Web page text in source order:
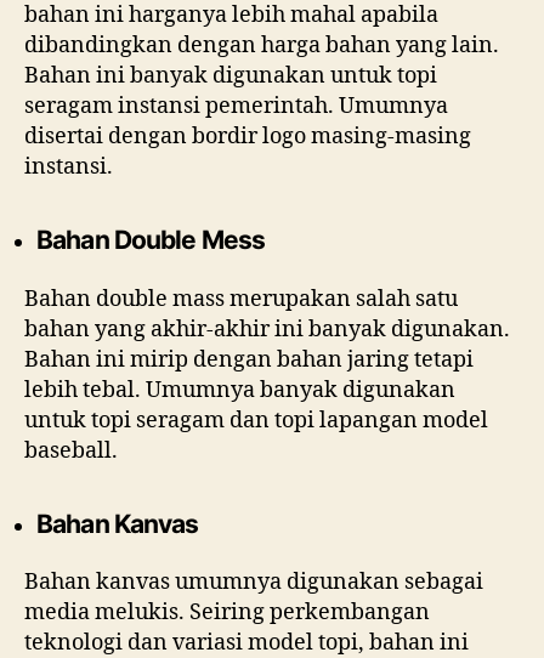
bahan ini harganya lebih mahal apabila
dibandingkan dengan harga bahan yang lain.
Bahan ini banyak digunakan untuk topi
seragam instansi pemerintah. Umumnya
disertai dengan bordir logo masing-masing
instansi.
Bahan Double Mess
Bahan double mass merupakan salah satu
bahan yang akhir-akhir ini banyak digunakan.
Bahan ini mirip dengan bahan jaring tetapi
lebih tebal. Umumnya banyak digunakan
untuk topi seragam dan topi lapangan model
baseball.
Bahan Kanvas
Bahan kanvas umumnya digunakan sebagai
media melukis. Seiring perkembangan
teknologi dan variasi model topi, bahan ini